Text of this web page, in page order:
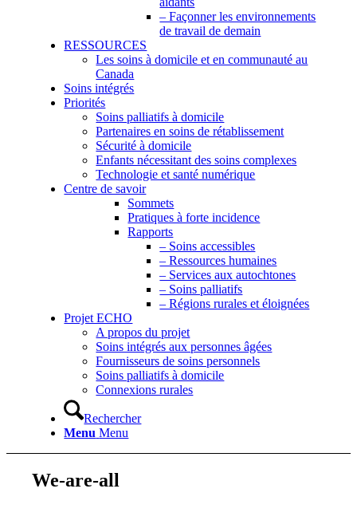
– Façonner les environnements
de travail de demain
RESSOURCES
Les soins à domicile et en communauté au
Canada
Soins intégrés
Priorités
Soins palliatifs à domicile
Partenaires en soins de rétablissement
Sécurité à domicile
Enfants nécessitant des soins complexes
Technologie et santé numérique
Centre de savoir
Sommets
Pratiques à forte incidence
Rapports
– Soins accessibles
– Ressources humaines
– Services aux autochtones
– Soins palliatifs
– Régions rurales et éloignées
Projet ECHO
A propos du projet
Soins intégrés aux personnes âgées
Fournisseurs de soins personnels
Soins palliatifs à domicile
Connexions rurales
Rechercher
Menu Menu
We-are-all